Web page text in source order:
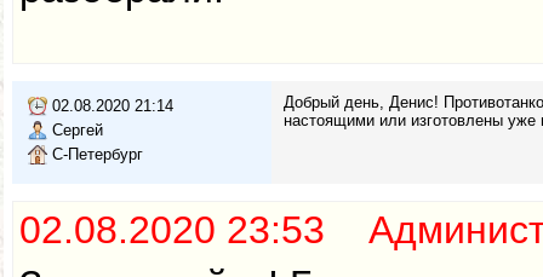
02.08.2020 21:14
Сергей
С-Петербург
Добрый день, Денис!
настоящими или изготовлены
02.08.2020 23:53